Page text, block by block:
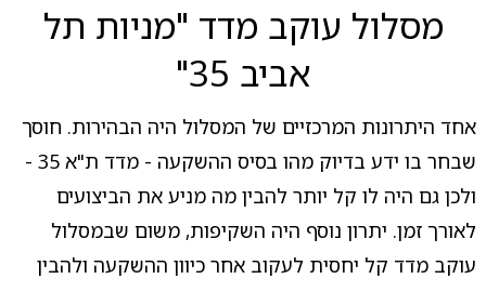
מסלול עוקב מדד "מניות תל
אביב 35"
אחד היתרונות המרכזיים של המסלול היה הבהירות. חוסך
שבחר בו ידע בדיוק מהו בסיס ההשקעה - מדד ת"א 35 -
ולכן גם היה לו קל יותר להבין מה מניע את הביצועים
לאורך זמן. יתרון נוסף היה השקיפות, משום שבמסלול
עוקב מדד קל יחסית לעקוב אחר כיוון ההשקעה ולהבין